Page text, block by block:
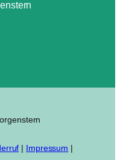
| Impressum |